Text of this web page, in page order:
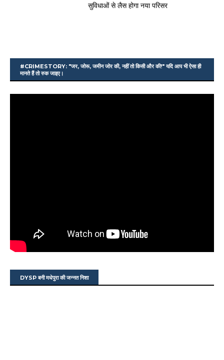
सुविधाओं से लैस होगा नया परिसर
#CRIMESTORY: "जर, जोरू, जमीन जोर की, नहीं तो किसी और की!" यदि आप भी ऐसा ही
मानते हैं तो रुक जाइए।
DYSP बनी मधेपुरा की जन्नत निशा